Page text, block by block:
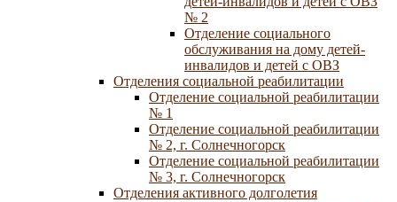
№ 2
Отделение социального
обслуживания на дому детей-
инвалидов и детей с ОВЗ
Отделения социальной реабилитации
Отделение социальной реабилитации
№ 1
Отделение социальной реабилитации
№ 2, г. Солнечногорск
Отделение социальной реабилитации
№ 3, г. Солнечногорск
Отделения активного долголетия